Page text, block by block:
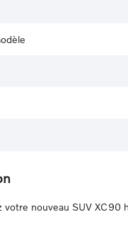
votre nouveau SUV